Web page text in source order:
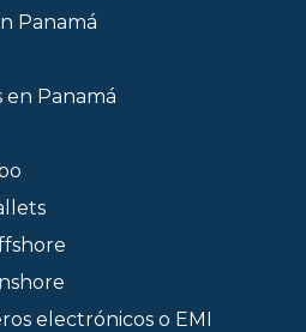
Panamá
Panamá
electrónicos o EMI